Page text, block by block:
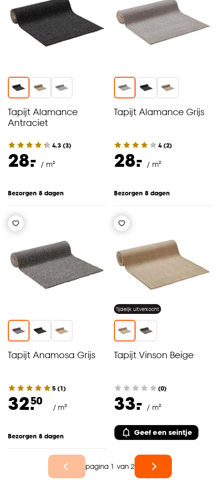
Tapijt Alamance
Antraciet
4.3 (3)
28.
- / m²
Bezorgen 8 dagen
Tapijt Alamance Grijs
4(2)
28.
- / m²
Bezorgen 8 dagen
Tapijt Anamosa Grijs
5 (1)
32.50
/ m²
Bezorgen 8 dagen
Tijdelijk uitverkocht
Tapijt Vinson Beige
(0)
33.
- / m²
Geef een seintje
pagina 1 van 2